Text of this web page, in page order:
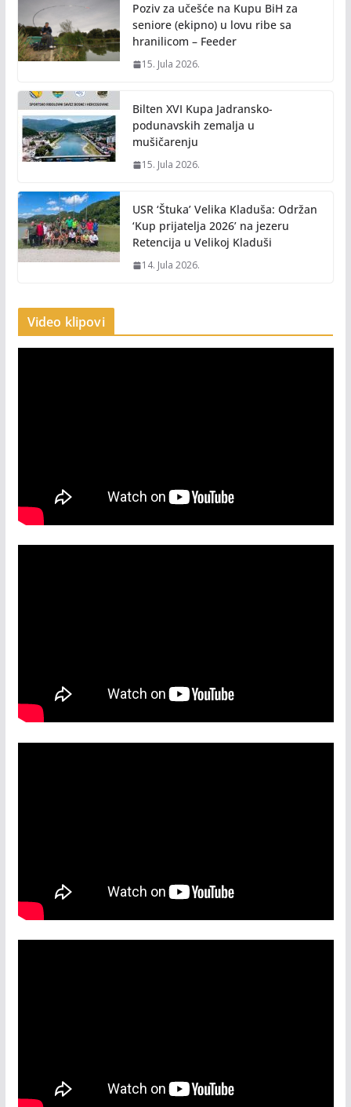
Poziv za učešće na Kupu BiH za
seniore (ekipno) u lovu ribe sa
hranilicom – Feeder
15. Jula 2026.
Bilten XVI Kupa Jadransko-
podunavskih zemalja u
mušičarenju
15. Jula 2026.
USR ‘Štuka’ Velika Kladuša: Održan
‘Kup prijatelja 2026’ na jezeru
Retencija u Velikoj Kladuši
14. Jula 2026.
Video klipovi